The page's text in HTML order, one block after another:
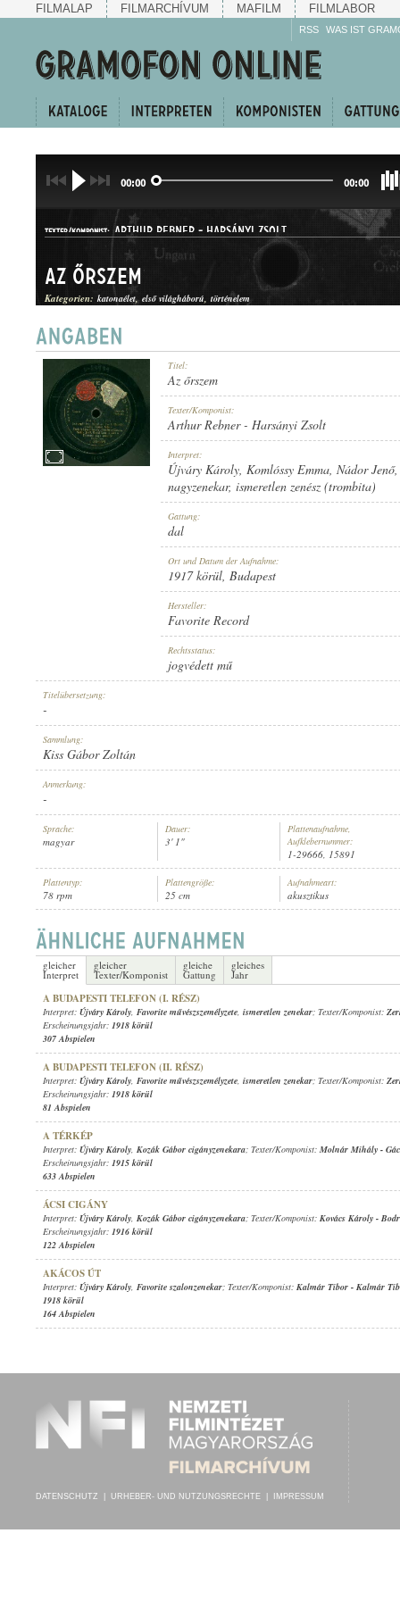
FILMALAP FILMARCHÍVUM MAFILM FILMLABOR
RSS WAS IST
00:00 00:00
INTERPRET:
ÚJVÁRY KÁROLY KOMLÓSSY EMMA NÁDOR JENŐ ,BUDAI IZSÓ
TEXTER/KOMPONIST: ARTHUR REBNER - HARSÁNYI ZSOLT
DAL
1917 KÖRÜL
FAVORITE RECORD
1-29666
Az őrszem
Kategorien: katonaélet első világháború történelem
Titel:
Az őrszem
Texter/Komponist:
Arthur Rebner- Harsányi Zsolt
Interpret:
Újváry Károly, Komlóssy Emma, Nádor Jenő
nagyzenekar, ismeretlen zenész (trombita)
Gattung:
dal
Ort und Datum der Aufnahme:
1917 körül, Budapest
Hersteller:
Favorite Record
Rechtsstatus:
jogvédett mű
Titelübersetzung:
-
Sammlung:
Kiss Gábor Zoltán
Anmerkung:
-
Sprache:
magyar
Dauer:
3' 1"
Plattenaufnahme,
Aufklebernummer:
1-29666, 15891
Plattentyp:
78 rpm
Plattengröße:
25 cm
Aufnahmeart:
akusztikus
gleicher
Interpret
gleicher
Texter/Komponist
gleiche
Gattung
gleiches
Jahr
A BUDAPESTI TELEFON (I. RÉSZ)
Interpret: Újváry Károly, Favorite művészszemélyzete, ismeretlen zenekar; Texter/Komponist:
Erscheinungsjahr: 1918 körül
307 Abspielen
A BUDAPESTI TELEFON (II. RÉSZ)
Interpret: Újváry Károly, Favorite művészszemélyzete, ismeretlen zenekar; Texter/Komponist:
Erscheinungsjahr: 1918 körül
81 Abspielen
A TÉRKÉP
Interpret: Újváry Károly, Kozák Gábor cigányzenekara; Texter/Komponist: Molnár Mihály -
Erscheinungsjahr: 1915 körül
633 Abspielen
ÁCSI CIGÁNY
Interpret: Újváry Károly, Kozák Gábor cigányzenekara; Texter/Komponist: Kovács Károly -
Erscheinungsjahr: 1916 körül
122 Abspielen
AKÁCOS ÚT
Interpret: Újváry Károly, Favorite szalonzenekar; Texter/Komponist: Kalmár Tibor - Kalmár
1918 körül
164 Abspielen
DATENSCHUTZ URHEBER- UND NUTZUNGSRECHTE IMPRESSUM